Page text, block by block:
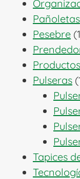
Pañoletas
Pesebre 1
Pulseras
Tapices